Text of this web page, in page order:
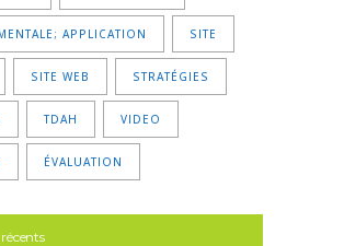
APPLICATION SITE
SITE WEB STRATÉGIES
TDAH VIDEO
ÉVALUATION